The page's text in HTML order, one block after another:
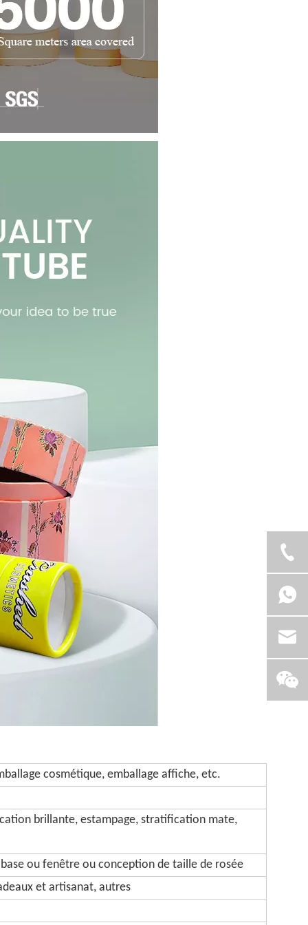
cosmétique, emballage affiche, etc.
brillante, estampage, stratification mate,
ou fenêtre ou conception de taille de rosée
et artisanat, autres